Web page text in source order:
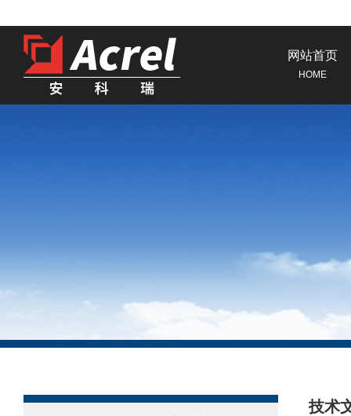
网站首页
HOME
技术